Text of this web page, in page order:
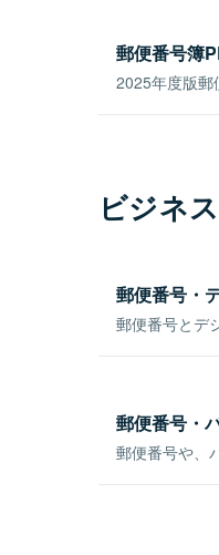
郵便番号簿
2025年度版郵
ビジネ
郵便番号・
郵便番号とデ
郵便番号・
郵便番号や、